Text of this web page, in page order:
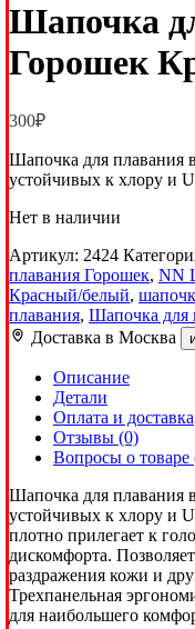
Шапочка
Горошек
300₽
Шапочка для плавания
устойчивых к хлору и
Нет в наличии
Артикул: 2424
плавания Горошек, NN
Красный/белый,
плавания, Шапочка для
Доставка в Москва
Описание
Детали
Оплата и доставка
Отзывы (0)
Вопросы о товаре
Шапочка для плавания
устойчивых к хлору и
плотно прилегает к
дискомфорта.
раздражения кожи и
Трехпанельная
для наибольшего